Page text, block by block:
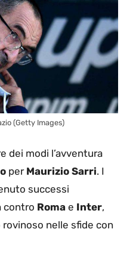
(Getty Images)
dei modi l’avventura
per Maurizio Sarri. I
successi
contro Roma e Inter,
nelle sfide con